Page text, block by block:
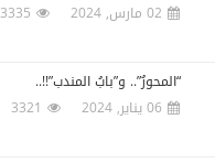
02 مارس, 2024
3335
“المحورُ”.. و”بابُ المندب”!!..
06 يناير, 2024
3321